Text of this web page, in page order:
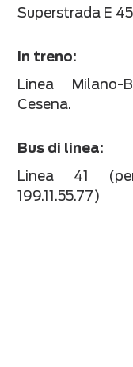
Superstrada E
In treno:
Linea Milano-
Cesena.
Bus di linea:
Linea 41
199.11.55.77)